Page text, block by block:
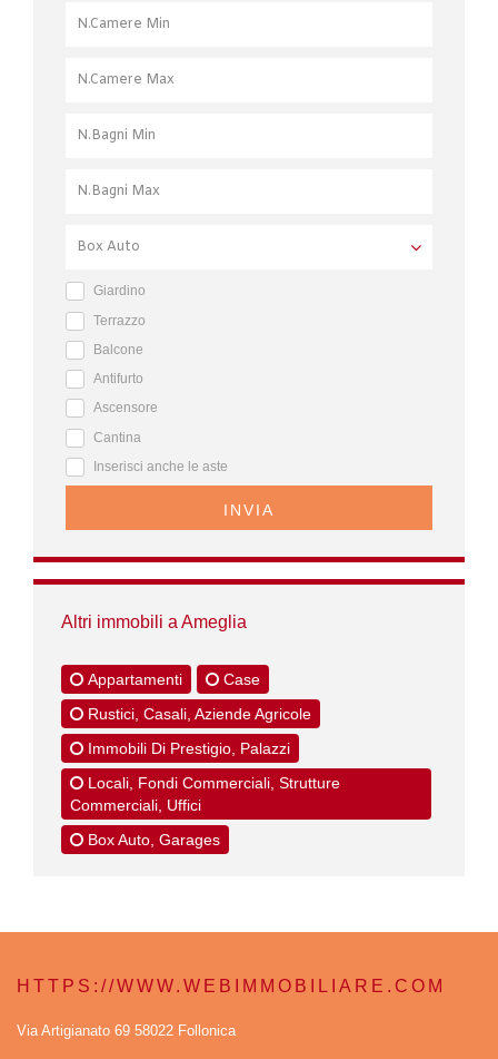
Giardino
Terrazzo
Balcone
Antifurto
Ascensore
Cantina
Inserisci anche le aste
INVIA
Altri immobili a Ameglia
Appartamenti
Case
Rustici, Casali, Aziende Agricole
Immobili Di Prestigio, Palazzi
Locali, Fondi Commerciali, Strutture
Commerciali, Uffici
Box Auto, Garages
HTTPS://WWW.WEBIMMOBILIARE.COM
Via Artigianato 69 58022 Follonica